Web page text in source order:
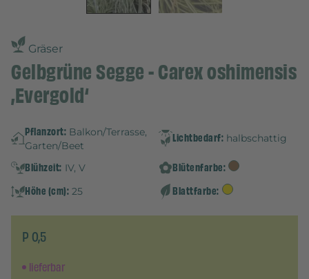
Gräser
Gelbgrüne Segge - Carex oshimensis
‚Evergold‘
Pflanzort: Balkon/Terrasse,
Garten/Beet
Lichtbedarf: halbschattig
Blühzeit: IV, V
Blütenfarbe:
Höhe (cm): 25 Blattfarbe:
P 0,5
lieferbar